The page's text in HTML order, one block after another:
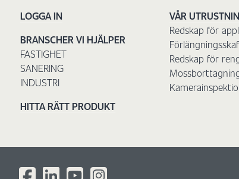
LOGGA IN
BRANSCHER VI HJÄLPER
FASTIGHET
SANERING
INDUSTRI
HITTA RÄTT PRODUKT
VÅR
Redskap för
Redskap för